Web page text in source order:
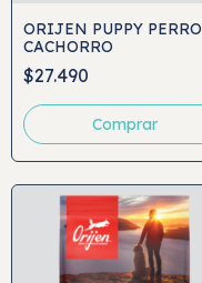
ORIJEN PUPPY PERRO
CACHORRO
$27.490
Comprar